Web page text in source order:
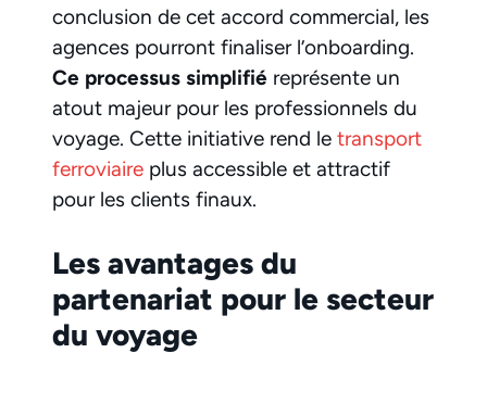
conclusion de cet accord commercial, les
agences pourront finaliser l’onboarding.
Ce processus simplifié représente un
atout majeur pour les professionnels du
voyage. Cette initiative rend le transport
ferroviaire plus accessible et attractif
pour les clients finaux.
Les avantages du
partenariat pour le secteur
du voyage